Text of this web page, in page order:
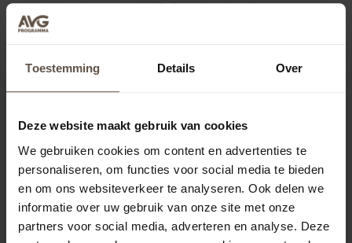
Toestemming Details Over
Deze website maakt gebruik van cookies
We gebruiken cookies om content en advertenties te
personaliseren, om functies voor social media te bieden
en om ons websiteverkeer te analyseren. Ook delen we
informatie over uw gebruik van onze site met onze
partners voor social media, adverteren en analyse. Deze
Mag ik volgens de AVG foto’s gebruiken van
iemand die geen klant meer bij ons is?
Zet geen mensen herkenbaar op de foto
zonder toestemming
Maarten Roelfsis voorzitter
van de Stichting AVG. In de
rubriek Ondernemersvragen
beantwoordt hij vragen van